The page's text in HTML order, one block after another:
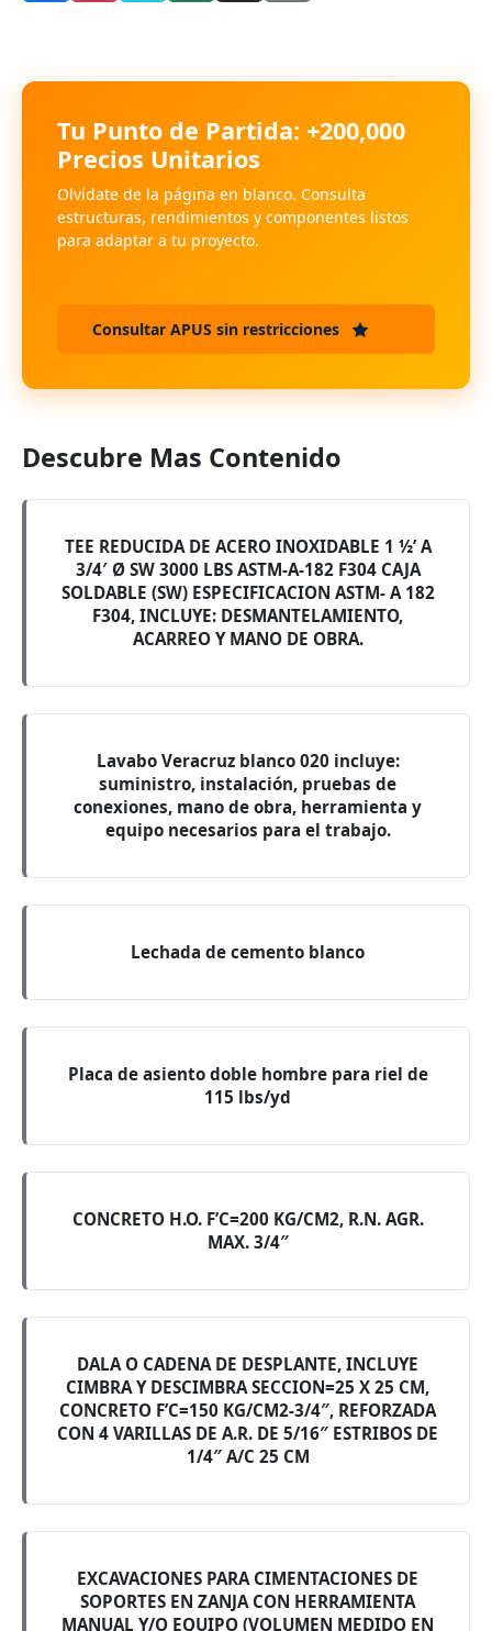
Tu Punto de Partida: +200,000
Precios Unitarios
Olvídate de la página en blanco. Consulta
estructuras, rendimientos y componentes listos
para adaptar a tu proyecto.
Consultar APUS sin restricciones
Descubre Mas Contenido
TEE REDUCIDA DE ACERO INOXIDABLE 1 ½’ A
3/4′ Ø SW 3000 LBS ASTM-A-182 F304 CAJA
SOLDABLE (SW) ESPECIFICACION ASTM- A 182
F304, INCLUYE: DESMANTELAMIENTO,
ACARREO Y MANO DE OBRA.
Lavabo Veracruz blanco 020 incluye:
suministro, instalación, pruebas de
conexiones, mano de obra, herramienta y
equipo necesarios para el trabajo.
Lechada de cemento blanco
Placa de asiento doble hombre para riel de
115 lbs/yd
CONCRETO H.O. F’C=200 KG/CM2, R.N. AGR.
MAX. 3/4″
DALA O CADENA DE DESPLANTE, INCLUYE
CIMBRA Y DESCIMBRA SECCION=25 X 25 CM,
CONCRETO F’C=150 KG/CM2-3/4″, REFORZADA
CON 4 VARILLAS DE A.R. DE 5/16″ ESTRIBOS DE
1/4″ A/C 25 CM
EXCAVACIONES PARA CIMENTACIONES DE
SOPORTES EN ZANJA CON HERRAMIENTA
MANUAL Y/O EQUIPO (VOLUMEN MEDIDO EN